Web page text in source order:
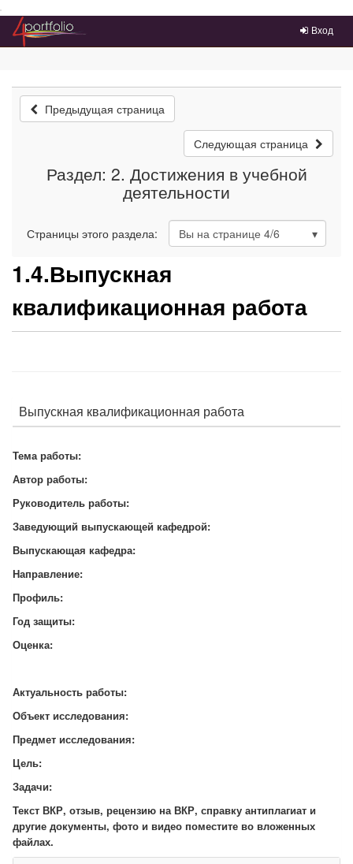
Преейти на главное меню
Вход
Предыдущая страница
Следующая страница
Раздел: 2. Достижения в учебной
деятельности
Страницы этого раздела: Вы на странице 4/6
1.4.Выпускная
квалификационная работа
Выпускная квалификационная работа
Тема работы:
Автор работы:
Руководитель работы:
Заведующий выпускающей кафедрой:
Выпускающая кафедра:
Направление:
Профиль:
Год защиты:
Оценка:
Актуальность работы:
Объект исследования:
Предмет исследования:
Цель:
Задачи:
Текст ВКР, отзыв, рецензию на ВКР, справку антиплагиат и
другие документы, фото и видео поместите во вложенных
файлах.